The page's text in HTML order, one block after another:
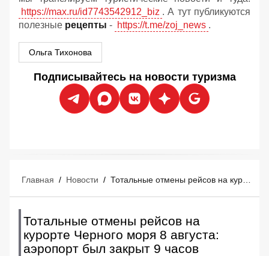
https://max.ru/id7743542912_biz . А тут публикуются
полезные рецепты - https://t.me/zoj_news .
Ольга Тихонова
Подписывайтесь на новости туризма
Главная / Новости /
Тотальные отмены рейсов на
курорте Черного моря 8 августа:
аэропорт был закрыт 9 часов